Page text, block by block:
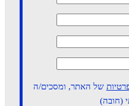
של האתר, ומסכים/ה
(חובה)